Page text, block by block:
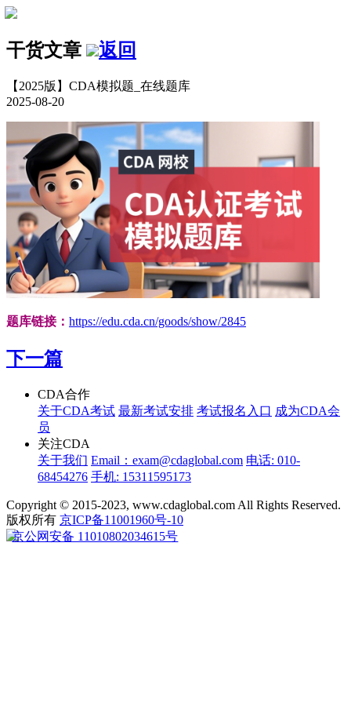
干货文章 返回
【2025版】CDA模拟题_在线题库
2025-08-20
题库链接： https://edu.cda.cn/goods/show/2845
下一篇
CDA合作
关于CDA考试 最新考试安排 考试报名入口 成为CDA会
员
关注CDA
关于我们 Email：exam@cdaglobal.com 电话: 010-
68454276 手机: 15311595173
Copyright © 2015-2023, www.cdaglobal.com All Rights Reserved.
版权所有 京ICP备11001960号-10
京公网安备 11010802034615号